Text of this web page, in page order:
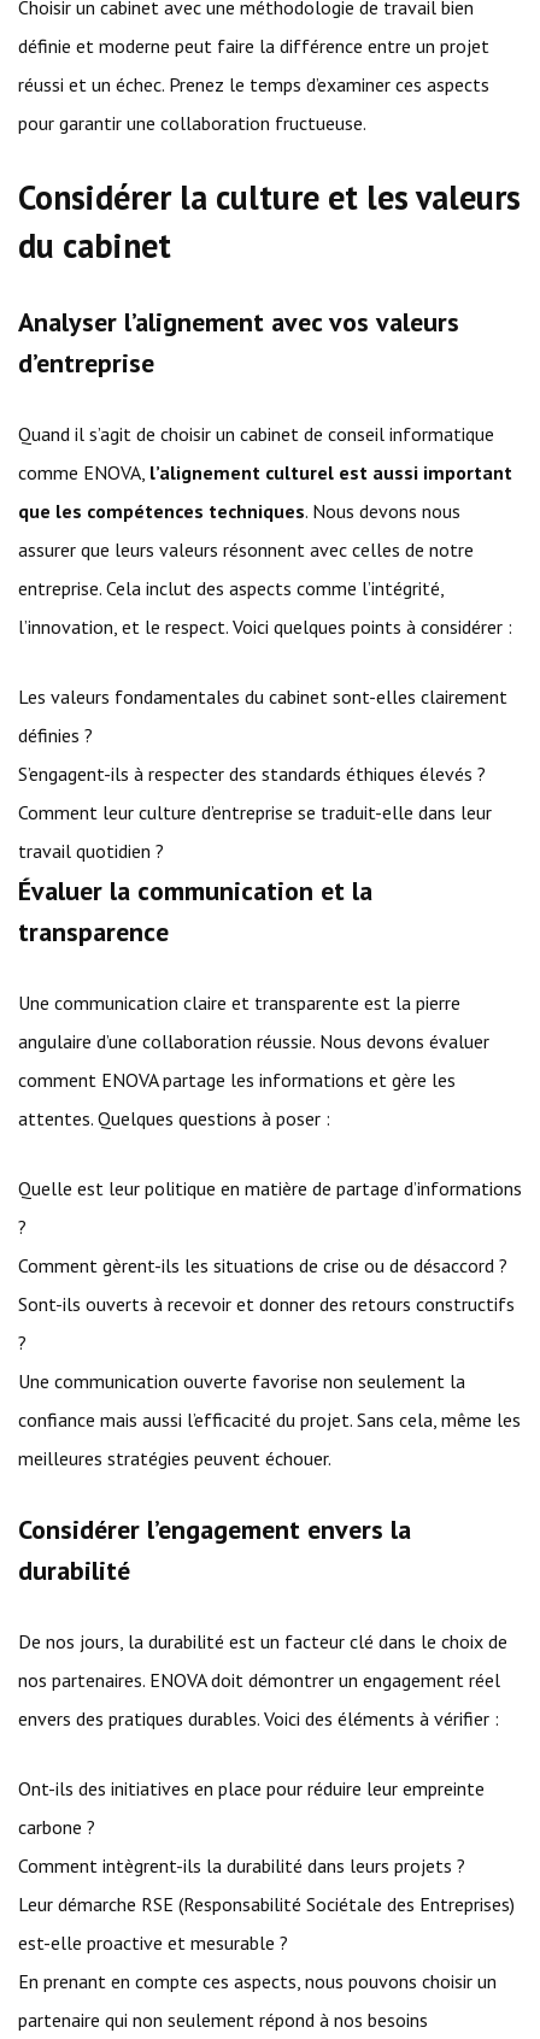
Choisir un cabinet avec une méthodologie de travail bien
définie et moderne peut faire la différence entre un projet
réussi et un échec. Prenez le temps d’examiner ces aspects
pour garantir une collaboration fructueuse.
Considérer la culture et les valeurs
du cabinet
Analyser l’alignement avec vos valeurs
d’entreprise
Quand il s’agit de choisir un cabinet de conseil informatique
comme ENOVA, l’alignement culturel est aussi important
que les compétences techniques. Nous devons nous
assurer que leurs valeurs résonnent avec celles de notre
entreprise. Cela inclut des aspects comme l’intégrité,
l’innovation, et le respect. Voici quelques points à considérer :
Les valeurs fondamentales du cabinet sont-elles clairement
définies ?
S’engagent-ils à respecter des standards éthiques élevés ?
Comment leur culture d’entreprise se traduit-elle dans leur
travail quotidien ?
Évaluer la communication et la
transparence
Une communication claire et transparente est la pierre
angulaire d’une collaboration réussie. Nous devons évaluer
comment ENOVA partage les informations et gère les
attentes. Quelques questions à poser :
Quelle est leur politique en matière de partage d’informations
?
Comment gèrent-ils les situations de crise ou de désaccord ?
Sont-ils ouverts à recevoir et donner des retours constructifs
?
Une communication ouverte favorise non seulement la
confiance mais aussi l’efficacité du projet. Sans cela, même les
meilleures stratégies peuvent échouer.
Considérer l’engagement envers la
durabilité
De nos jours, la durabilité est un facteur clé dans le choix de
nos partenaires. ENOVA doit démontrer un engagement réel
envers des pratiques durables. Voici des éléments à vérifier :
Ont-ils des initiatives en place pour réduire leur empreinte
carbone ?
Comment intègrent-ils la durabilité dans leurs projets ?
Leur démarche RSE (Responsabilité Sociétale des Entreprises)
est-elle proactive et mesurable ?
En prenant en compte ces aspects, nous pouvons choisir un
partenaire qui non seulement répond à nos besoins